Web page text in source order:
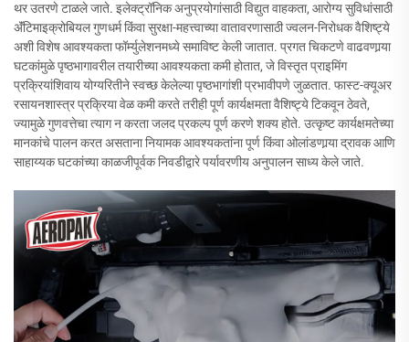
थर उतरणे टाळले जाते. इलेक्ट्रॉनिक अनुप्रयोगांसाठी विद्युत वाहकता, आरोग्य सुविधांसाठी
अ‍ॅंटिमाइक्रोबियल गुणधर्म किंवा सुरक्षा-महत्त्वाच्या वातावरणासाठी ज्वलन-निरोधक वैशिष्ट्ये
अशी विशेष आवश्यकता फॉर्म्युलेशनमध्ये समाविष्ट केली जातात. प्रगत चिकटणे वाढवणार्‍या
घटकांमुळे पृष्ठभागावरील तयारीच्या आवश्यकता कमी होतात, जे विस्तृत प्राइमिंग
प्रक्रियांशिवाय योग्यरितीने स्वच्छ केलेल्या पृष्ठभागांशी प्रभावीपणे जुळतात. फास्ट-क्यूअर
रसायनशास्त्र प्रक्रिया वेळ कमी करते तरीही पूर्ण कार्यक्षमता वैशिष्ट्ये टिकवून ठेवते,
ज्यामुळे गुणवत्तेचा त्याग न करता जलद प्रकल्प पूर्ण करणे शक्य होते. उत्कृष्ट कार्यक्षमतेच्या
मानकांचे पालन करत असताना नियामक आवश्यकतांना पूर्ण किंवा ओलांडणार्‍या द्रावक आणि
साहाय्यक घटकांच्या काळजीपूर्वक निवडीद्वारे पर्यावरणीय अनुपालन साध्य केले जाते.